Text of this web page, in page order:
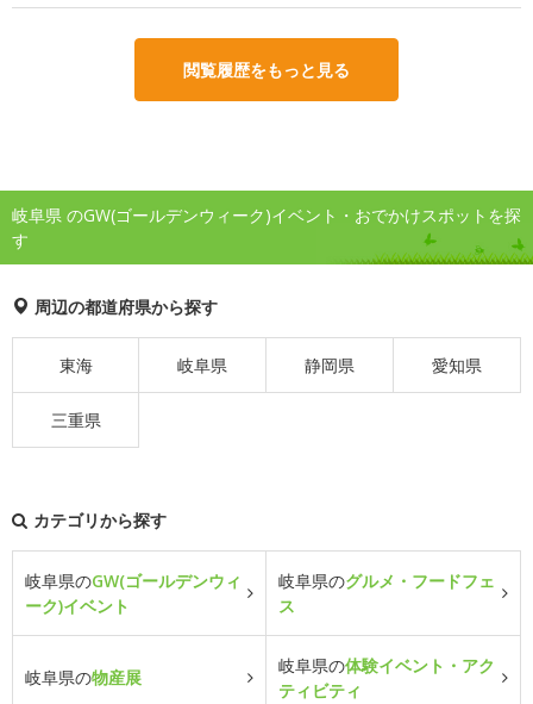
閲覧履歴をもっと見る
岐阜県 のGW(ゴールデンウィーク)イベント・おでかけスポットを探
す
周辺の都道府県から探す
東海 岐阜県 静岡県 愛知県
三重県
カテゴリから探す
岐阜県のGW(ゴールデンウィ
ーク)イベント
岐阜県のグルメ・フードフェ
ス
岐阜県の物産展
岐阜県の体験イベント・アク
ティビティ